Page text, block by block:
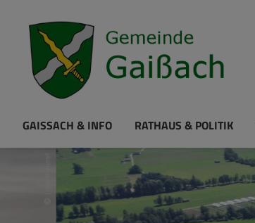
GAISSACH & INFO RATHAUS & POLITIK